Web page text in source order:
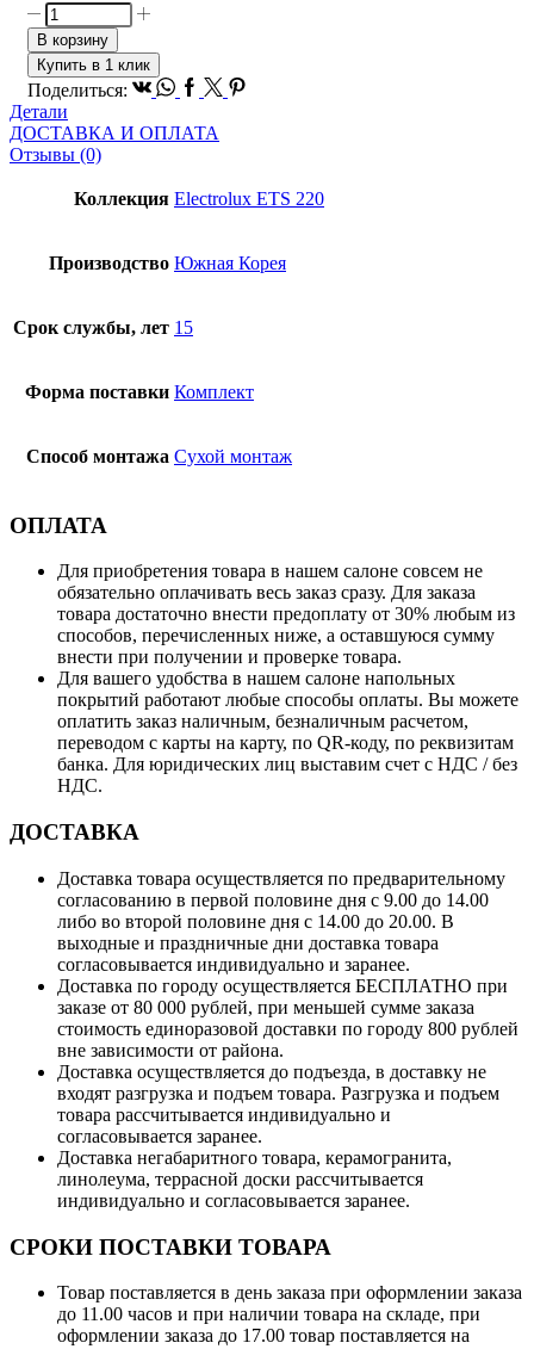
Количество
товара
Пленка
инфракрасная
нагревательная
Electrolux
ETS
220-
(комплект
В корзину
Купить в 1 клик
Поделиться: Vk Whatsapp
Facebook
TwitterPinterest
Детали
ДОСТАВКА И ОПЛАТА
Отзывы (0)
Коллекция Electrolux ETS 220
Производство Южная Корея
Срок службы, лет 15
Форма поставки Комплект
Способ монтажа Сухой монтаж
ОПЛАТА
Для приобретения товара в нашем салоне совсем не
обязательно оплачивать весь заказ сразу. Для заказа
товара достаточно внести предоплату от 30% любым из
способов, перечисленных ниже, а оставшуюся сумму
внести при получении и проверке товара.
Для вашего удобства в нашем салоне напольных
покрытий работают любые способы оплаты. Вы можете
оплатить заказ наличным, безналичным расчетом,
переводом с карты на карту, по QR-коду, по реквизитам
банка. Для юридических лиц выставим счет с НДС / без
НДС.
ДОСТАВКА
Доставка товара осуществляется по предварительному
согласованию в первой половине дня с 9.00 до 14.00
либо во второй половине дня с 14.00 до 20.00. В
выходные и праздничные дни доставка товара
согласовывается индивидуально и заранее.
Доставка по городу осуществляется БЕСПЛАТНО при
заказе от 80 000 рублей, при меньшей сумме заказа
стоимость единоразовой доставки по городу 800 рублей
вне зависимости от района.
Доставка осуществляется до подъезда, в доставку не
входят разгрузка и подъем товара. Разгрузка и подъем
товара рассчитывается индивидуально и
согласовывается заранее.
Доставка негабаритного товара, керамогранита,
линолеума, террасной доски рассчитывается
индивидуально и согласовывается заранее.
СРОКИ ПОСТАВКИ ТОВАРА
Товар поставляется в день заказа при оформлении заказа
до 11.00 часов и при наличии товара на складе, при
оформлении заказа до 17.00 товар поставляется на